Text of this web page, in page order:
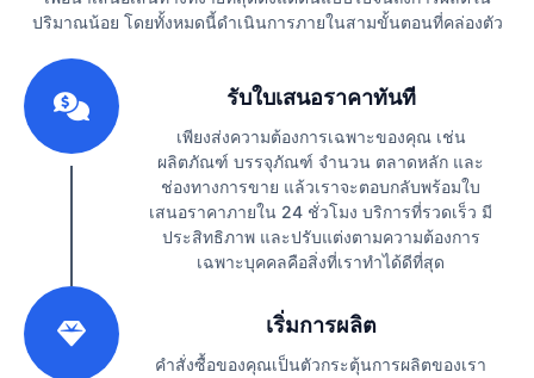
ปริมาณน้อย โดยทั้งหมดนี้ดำเนินการภายในสามขั้นตอนที่คล่องตัว
รับใบเสนอราคาทันที
เพียงส่งความต้องการเฉพาะของคุณ เช่น
ผลิตภัณฑ์ บรรจุภัณฑ์ จำนวน ตลาดหลัก และ
ช่องทางการขาย แล้วเราจะตอบกลับพร้อมใบ
เสนอราคาภายใน 24 ชั่วโมง บริการที่รวดเร็ว มี
ประสิทธิภาพ และปรับแต่งตามความต้องการ
เฉพาะบุคคลคือสิ่งที่เราทำได้ดีที่สุด
เริ่มการผลิต
คำสั่งซื้อของคุณเป็นตัวกระตุ้นการผลิตของเรา